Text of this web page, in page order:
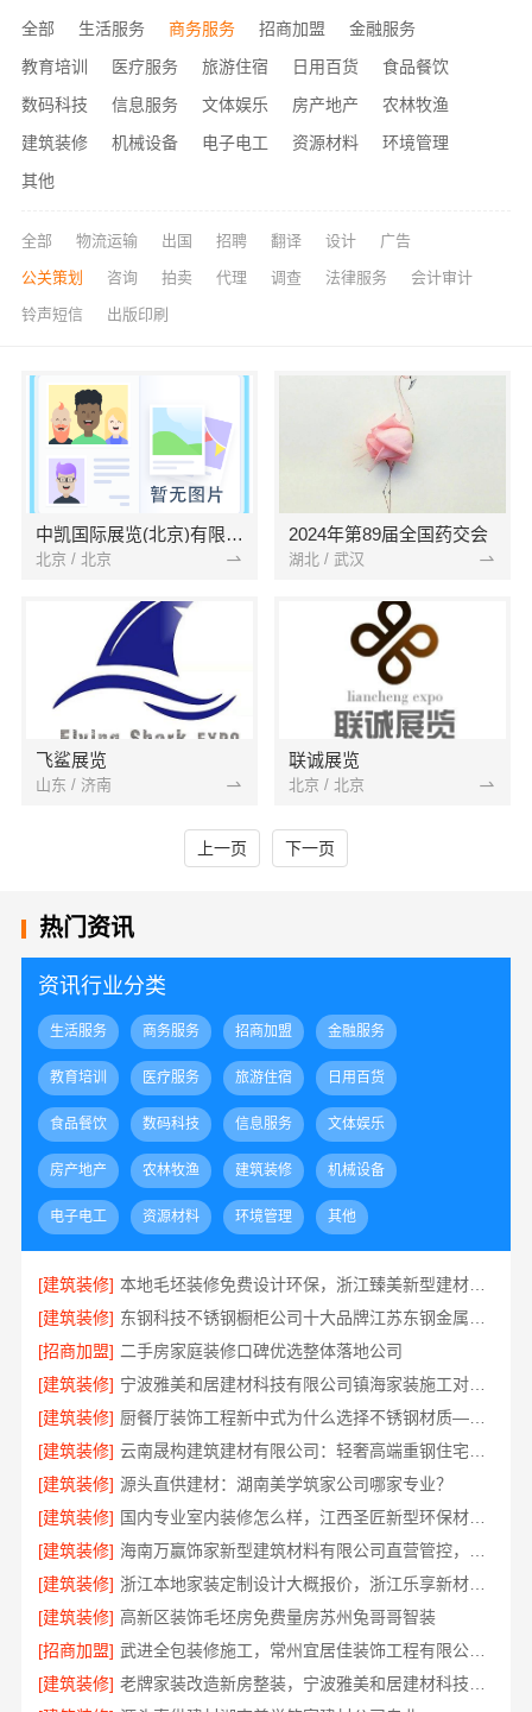
全部 生活服务 商务服务 招商加盟
金融服务
教育培训
医疗服务 旅游住宿 日用百货
食品餐饮
数码科技
信息服务 文体娱乐 房产地产
农林牧渔
建筑装修
机械设备 电子电工 资源材料
环境管理
其他
全部 物流运输 出国 招聘 翻译 设计 广告
公关策划 咨询 拍卖 代理 调查 法律服务 会计审计
铃声短信 出版印刷
中凯国际展览(北京)有限公司
北京 / 北京
2024年第89届全国药交会
湖北 / 武汉
飞鲨展览
山东 / 济南
联诚展览
北京 / 北京
上一页 下一页
热门资讯
资讯行业分类
生活服务 商务服务 招商加盟 金融服务
教育培训 医疗服务 旅游住宿 日用百货
食品餐饮 数码科技 信息服务 文体娱乐
房产地产 农林牧渔 建筑装修 机械设备
电子电工 资源材料 环境管理 其他
[建筑装修]
本地毛坯装修免费设计环保，浙江臻美新型建材有限公司省心装新家
[建筑装修]
[招商加盟] 二手房家庭装修口碑优选整体落地公司
[建筑装修]
宁波雅美和居建材科技有限公司镇海家装施工对接渠道
[建筑装修]
厨餐厅装饰工程新中式为什么选择不锈钢材质——江苏东钢金属家居
[建筑装修]
[建筑装修] 源头直供建材：湖南美学筑家公司哪家专业？
[建筑装修]
国内专业室内装修怎么样，江西圣匠新型环保材料有限公司
[建筑装修]
[建筑装修]
浙江本地家装定制设计大概报价，浙江乐享新材料有限公司闭口合同
[建筑装修] 高新区装饰毛坯房免费量房苏州兔哥哥智装
[招商加盟]
武进全包装修施工，常州宜居佳装饰工程有限公司标准化管控
[建筑装修]